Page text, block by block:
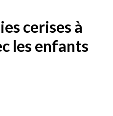
cerises à
les enfants